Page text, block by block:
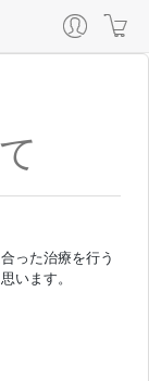
った治療を行う
います。